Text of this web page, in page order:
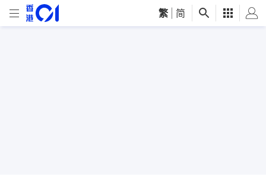
繁 简